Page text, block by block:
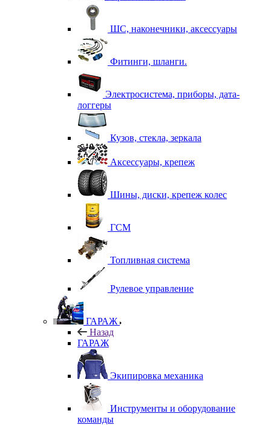
ШС, наконечники, аксессуары
Фитинги, шланги.
Электросистема, приборы, дата-
логгеры
Кузов, стекла, зеркала
Аксессуары, крепеж
Шины, диски, крепеж колес
ГСМ
Топливная система
Рулевое управление
ГАРАЖ
Назад
ГАРАЖ
Экипировка механика
Инструменты и оборудование
команды